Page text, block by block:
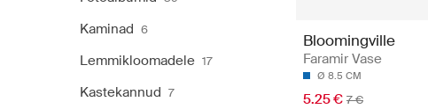
Kaminad 6
Lemmikloomadele 17
Kastekannud 7
Bloomingville
Faramir Vase
Ø 8.5 CM
5.25 € 7 €